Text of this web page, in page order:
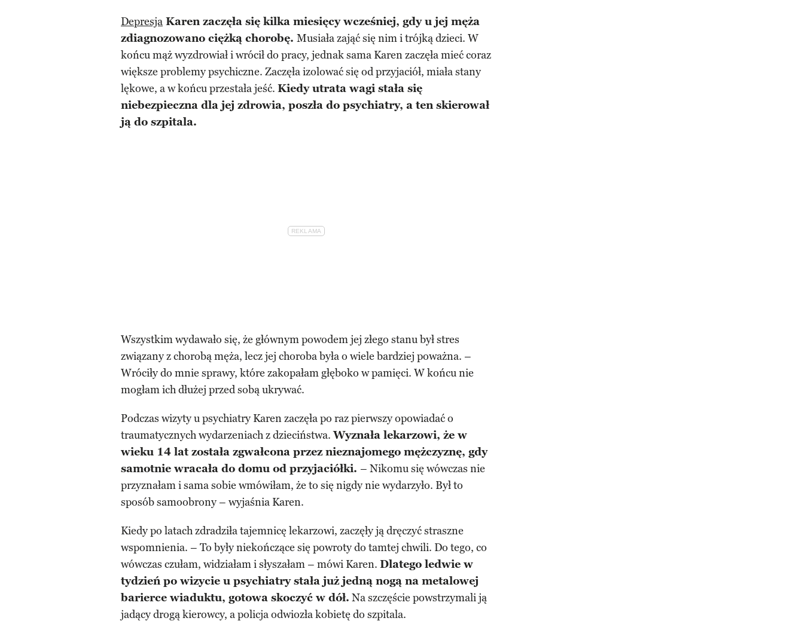
Depresja Karen zaczęła się kilka miesięcy wcześniej, gdy u jej męża
zdiagnozowano ciężką chorobę. Musiała zająć się nim i trójką dzieci. W
końcu mąż wyzdrowiał i wrócił do pracy, jednak sama Karen zaczęła mieć coraz
większe problemy psychiczne. Zaczęła izolować się od przyjaciół, miała stany
lękowe, a w końcu przestała jeść. Kiedy utrata wagi stała się
niebezpieczna dla jej zdrowia, poszła do psychiatry, a ten skierował
ją do szpitala.
Wszystkim wydawało się, że głównym powodem jej złego stanu był stres
związany z chorobą męża, lecz jej choroba była o wiele bardziej poważna. –
Wróciły do mnie sprawy, które zakopałam głęboko w pamięci. W końcu nie
mogłam ich dłużej przed sobą ukrywać.
Podczas wizyty u psychiatry Karen zaczęła po raz pierwszy opowiadać o
traumatycznych wydarzeniach z dzieciństwa.Wyznała lekarzowi, że w
wieku 14 lat została zgwałcona przez nieznajomego mężczyznę, gdy
samotnie wracała do domu od przyjaciółki. – Nikomu się wówczas nie
przyznałam i sama sobie wmówiłam, że to się nigdy nie wydarzyło. Był to
sposób samoobrony – wyjaśnia Karen.
Kiedy po latach zdradziła tajemnicę lekarzowi, zaczęły ją dręczyć straszne
wspomnienia. – To były niekończące się powroty do tamtej chwili. Do tego, co
wówczas czułam, widziałam i słyszałam – mówi Karen. Dlatego ledwie w
tydzień po wizycie u psychiatry stała już jedną nogą na metalowej
barierce wiaduktu, gotowa skoczyć w dół. Na szczęście powstrzymali ją
jadący drogą kierowcy, a policja odwiozła kobietę do szpitala.